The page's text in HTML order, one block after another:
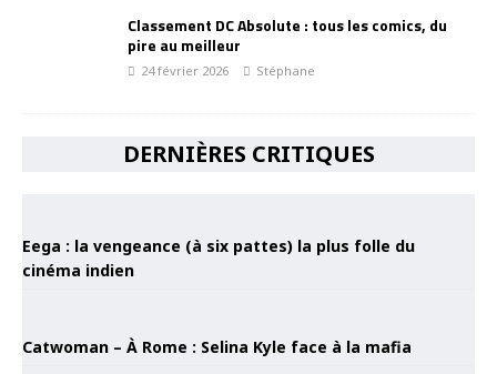
Classement DC Absolute : tous les comics, du
pire au meilleur
24 février 2026 Stéphane
DERNIÈRES CRITIQUES
Eega : la vengeance (à six pattes) la plus folle du
cinéma indien
Catwoman – À Rome : Selina Kyle face à la mafia